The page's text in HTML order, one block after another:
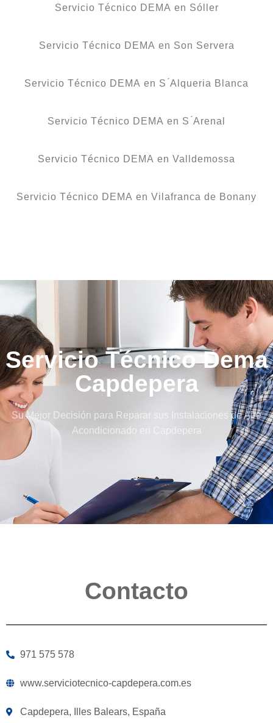
Servicio Técnico DEMA en Sóller
Servicio Técnico DEMA en Son Servera
Servicio Técnico DEMA en S ́Alqueria Blanca
Servicio Técnico DEMA en S ́Arenal
Servicio Técnico DEMA en Valldemossa
Servicio Técnico DEMA en Vilafranca de Bonany
Servicio Técnico Dema
Capdepera
Su Mejor Decisión para Reparar sus Instalaciones de Aire
Acondicionado en Capdepera
Contacto
971 575 578
www.serviciotecnico-capdepera.com.es
Capdepera, Illes Balears, España